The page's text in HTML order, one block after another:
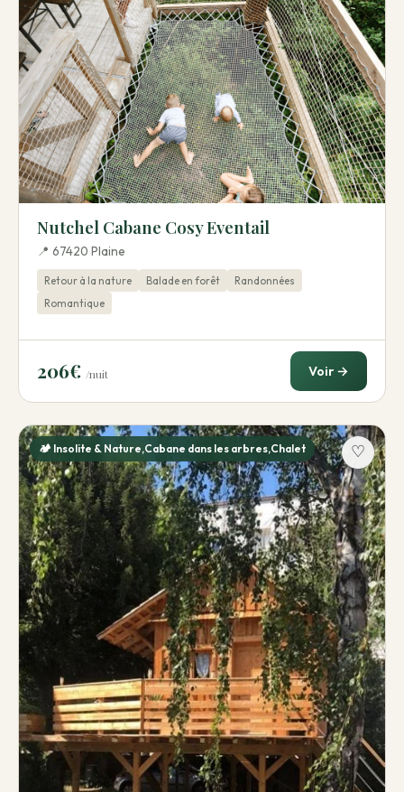
Nutchel Cabane Cosy Eventail
📍 67420 Plaine
Retour à la nature Balade en forêt
Randonnées
Romantique
206€ /nuit Voir →
♡
🏕️ Insolite & Nature,Cabane dans les arbres,Chalet